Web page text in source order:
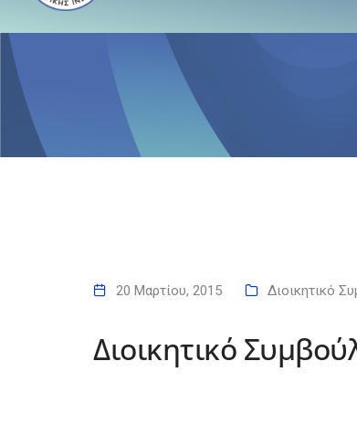
20 Μαρτίου, 2015 Διοικητικό
Διοικητικό